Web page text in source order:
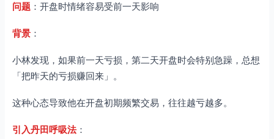
问题 ：开盘时情绪容易受前一天影响
背景 ：
小林发现，如果前一天亏损，第二天开盘时会特别急躁，总想
「把昨天的亏损赚回来」。
这种心态导致他在开盘初期频繁交易，往往越亏越多。
引入丹田呼吸法：